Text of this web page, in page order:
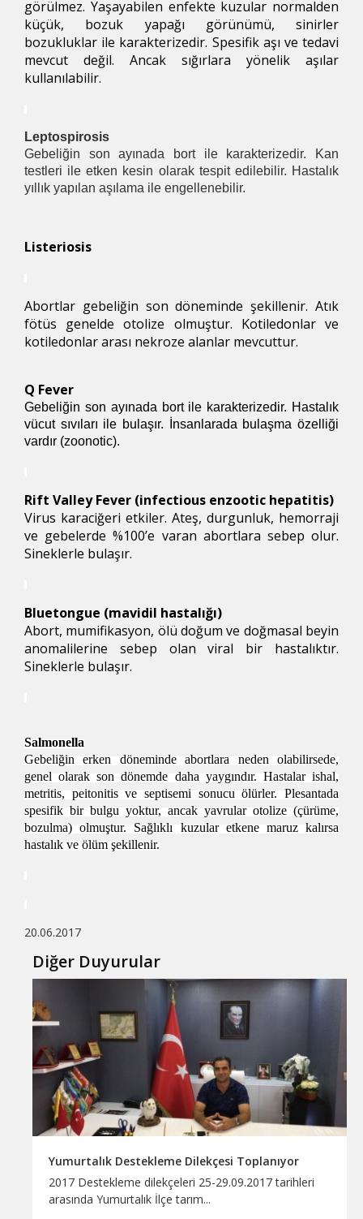
görülmez. Yaşayabilen enfekte kuzular normalden
küçük, bozuk yapağı görünümü, sinirler
bozukluklar ile karakterizedir. Spesifik aşı ve tedavi
mevcut değil. Ancak sığırlara yönelik aşılar
kullanılabilir.
Leptospirosis
Gebeliğin son ayınada bort ile karakterizedir. Kan
testleri ile etken kesin olarak tespit edilebilir. Hastalık
yıllık yapılan aşılama ile engellenebilir.
Listeriosis
Abortlar gebeliğin son döneminde şekillenir. Atık
fötüs genelde otolize olmuştur. Kotiledonlar ve
kotiledonlar arası nekroze alanlar mevcuttur.
Q Fever
Gebeliğin son ayınada bort ile karakterizedir. Hastalık
vücut sıvıları ile bulaşır. İnsanlarada bulaşma özelliği
vardır (zoonotic).
Rift Valley Fever (infectious enzootic hepatitis)
Virus karaciğeri etkiler. Ateş, durgunluk, hemorraji
ve gebelerde %100’e varan abortlara sebep olur.
Sineklerle bulaşır.
Bluetongue (mavidil hastalığı)
Abort, mumifikasyon, ölü doğum ve doğmasal beyin
anomalilerine sebep olan viral bir hastalıktır.
Sineklerle bulaşır.
Salmonella
Gebeliğin erken döneminde abortlara neden olabilirsede,
genel olarak son dönemde daha yaygındır. Hastalar ishal,
metritis, peitonitis ve septisemi sonucu ölürler. Plesantada
spesifik bir bulgu yoktur, ancak yavrular otolize (çürüme,
bozulma) olmuştur. Sağlıklı kuzular etkene maruz kalırsa
hastalık ve ölüm şekillenir.
20.06.2017
Diğer Duyurular
Yumurtalık Destekleme Dilekçesi Toplanıyor
2017 Destekleme dilekçeleri 25-29.09.2017 tarihleri
arasında Yumurtalık İlçe tarım...